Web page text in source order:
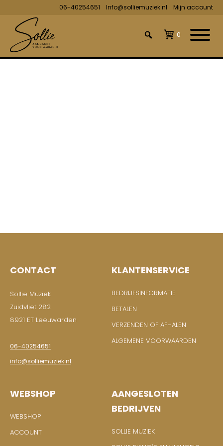
06-40254651 Info@solliemuziek.nl Mijn account
0
CONTACT
Sollie Muziek
Zuidvliet 282
8921 ET Leeuwarden
06-40254651
info@solliemuziek.nl
KLANTENSERVICE
BEDRIJFSINFORMATIE
BETALEN
VERZENDEN OF AFHALEN
ALGEMENE VOORWAARDEN
WEBSHOP
WEBSHOP
ACCOUNT
AANGESLOTEN
BEDRIJVEN
SOLLIE MUZIEK